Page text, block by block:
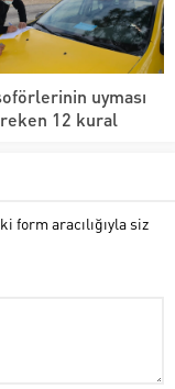
uyması
12 kural
form aracılığıyla siz